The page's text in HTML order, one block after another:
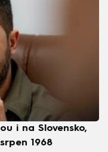
i na Slovensko,
1968